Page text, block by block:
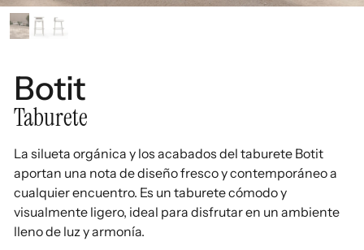
Botit
Taburete
La silueta orgánica y los acabados del taburete Botit
aportan una nota de diseño fresco y contemporáneo a
cualquier encuentro. Es un taburete cómodo y
visualmente ligero, ideal para disfrutar en un ambiente
lleno de luz y armonía.